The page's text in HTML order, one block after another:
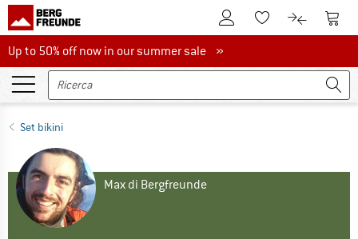
Al conto clienteAlla lista
Al Al
Up to 50% off now in our summer sale
Up to 50% off now in our summer sale »
Set bikini
Max di Bergfreunde